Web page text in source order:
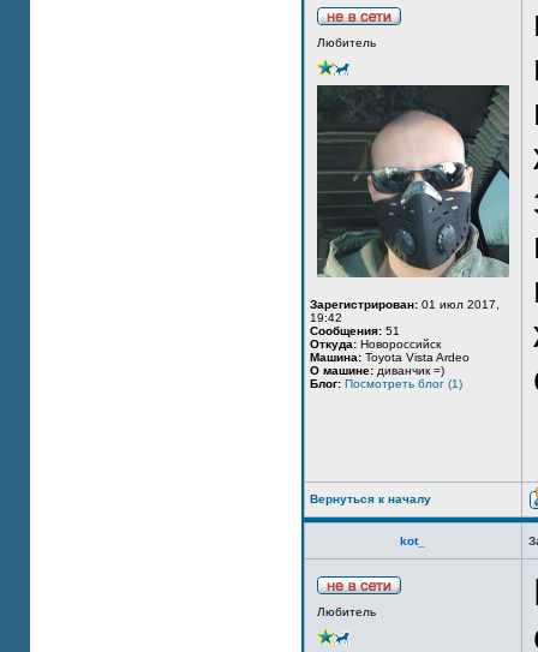
Любитель
Зарегистрирован: 01 июл 2017,
19:42
Сообщения: 51
Откуда: Новороссийск
Машина: Toyota Vista Ardeo
О машине: диванчик =)
Блог: Посмотреть блог (1)
Вернуться к началу
kot_
Любитель